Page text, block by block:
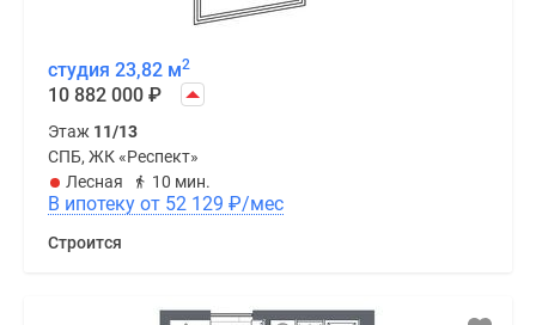
студия 23,82 м2
10 882 000 ₽
Этаж 11/13
СПБ, ЖК «Респект»
Лесная
10 мин.
В ипотеку от 52 129 ₽/мес
Строится